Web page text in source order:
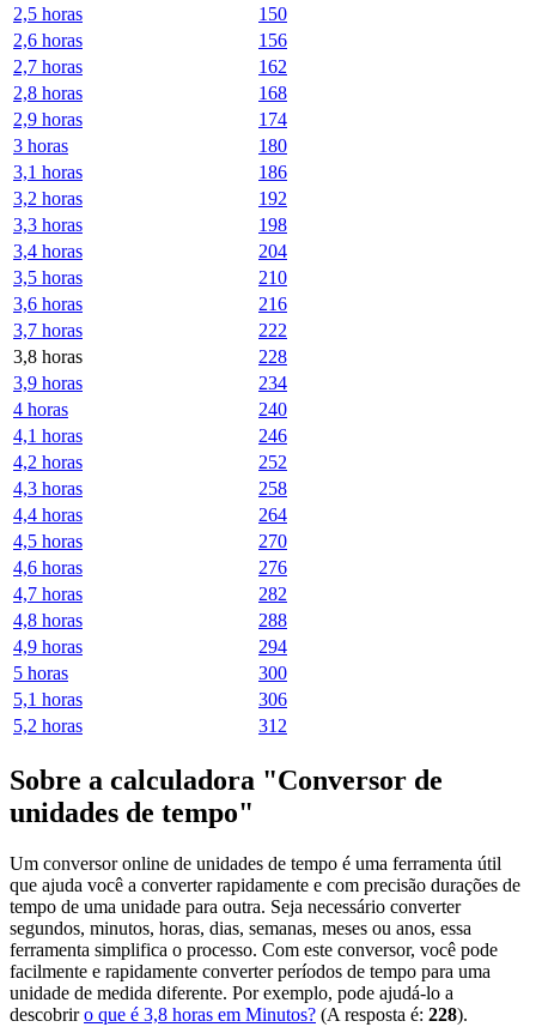
2,5 horas
150
2,6 horas
156
2,7 horas
162
2,8 horas
168
2,9 horas
174
3 horas
180
3,1 horas
186
3,2 horas
192
3,3 horas
198
3,4 horas
204
3,5 horas
210
3,6 horas
216
3,7 horas
222
3,8 horas
228
3,9 horas
234
4 horas
240
4,1 horas
246
4,2 horas
252
4,3 horas
258
4,4 horas
264
4,5 horas
270
4,6 horas
276
4,7 horas
282
4,8 horas
288
4,9 horas
294
5 horas
300
5,1 horas
306
5,2 horas
312
Sobre a calculadora "Conversor de
unidades de tempo"
Um conversor online de unidades de tempo é uma ferramenta útil
que ajuda você a converter rapidamente e com precisão durações de
tempo de uma unidade para outra. Seja necessário converter
segundos, minutos, horas, dias, semanas, meses ou anos, essa
ferramenta simplifica o processo. Com este conversor, você pode
facilmente e rapidamente converter períodos de tempo para uma
unidade de medida diferente. Por exemplo, pode ajudá-lo a
descobriro que é 3,8 horas em Minutos? (A resposta é: 228).